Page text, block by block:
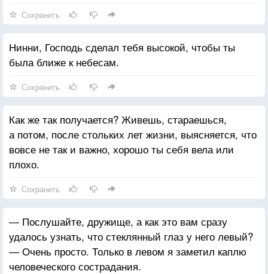
Сохранить
Нинни, Господь сделал тебя высокой, чтобы ты
была ближе к небесам.
Сохранить
Как же так получается? Живешь, стараешься,
а потом, после стольких лет жизни, выясняется, что
вовсе не так и важно, хорошо ты себя вела или
плохо.
Сохранить
— Послушайте, дружище, а как это вам сразу
удалось узнать, что стеклянный глаз у него левый?
— Очень просто. Только в левом я заметил каплю
человеческого сострадания.